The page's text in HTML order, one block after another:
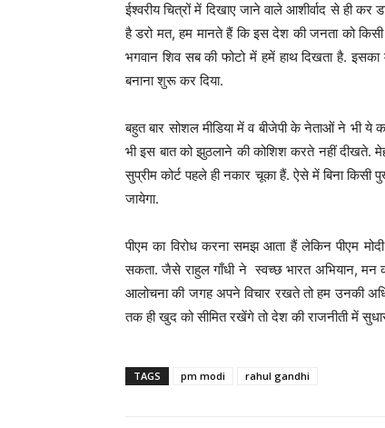
ईश्वरीय चित्रों में दिखाए जाने वाले आशीर्वाद से ही
है डरो मत, हम मानते हैं कि इस देश की जनता को
भगवान शिव सब की फोटो में हमें हाथ दिखता है.
बनाना शुरू कर दिया.
बहुत बार सोशल मीडिया में व बीजेपी के नेताओं ने भी ये
भी इस बात को झुठलाने की कोशिश करते नहीं दीखते.
सुप्रीम कोर्ट पहले ही नकार चूका हैं. ऐसे में बिना किसी
जायेगा.
पीएम का विरोध करना समझ आता हैं लेकिन पीएम
सकता. जैसे राहुल गाँधी ने स्वच्छ भारत अभियान, मन
आलोचना की जगह अपने विचार रखते तो हम उनकी
तक ही खुद को सीमित रखेंगे तो देश की राजनीती में
TAGS pm modi rahul gandhi